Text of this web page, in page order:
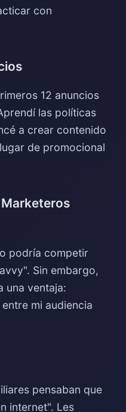
con
12 anuncios
las políticas
a crear contenido
de promocional
podría competir
Sin embargo,
una ventaja:
mi audiencia
pensaban que
internet". Les